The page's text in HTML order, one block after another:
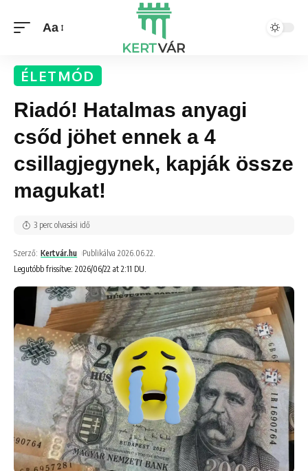
Aa
ÉLETMÓD
Riadó! Hatalmas anyagi
csőd jöhet ennek a 4
csillagjegynek, kapják össze
magukat!
Legutóbb frissítve: 2026/06/22 at 2:11 DU.
Szerző: Kertvár.hu Publikálva 2026.06.22.
3 perc olvasási idő